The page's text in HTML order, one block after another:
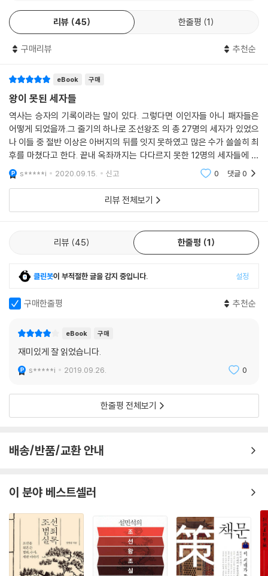
음이 조심스러울 수밖에 없었다. 세자가 왕의 아들이자 후계자이면서 권력
의 2인자이기도 하다는 사실은 종종 필연적인 비극을 불러왔다. 인조는 세
자를 노골적으로 경계했고, 태종과 영조는 자신들의 정치적 입지를 다지기
위해 세자에게 양위하겠다는 거짓 선언을 거듭하기도 했다. 그만큼 세자의
들이 ‘떠오르는 태양’인 세자 쪽으로 잰걸음을 칠 때, 또는 전쟁이나 천재지
변이 일어나 왕의 권위가 흔들릴 때는 더욱 그랬다.
조선의 세자들은 대체로 불행하고 우울했다. 정치와 권력은 친 혈육 간에
도 비정하기만 하고, 책임은 과중했으며 즐거움은 턱없이 부족했다. 아마
도 조선의 세자들은 언젠가는 옥좌에 앉아 만인을 내려다보며 자신의 이상
대로 새로운 세상을 만들어갈 그날이 오리라, 그렇게 믿으며 하루하루를
버텼을 것이다. 그러나 그들 중 절반은 끝내 왕좌에 앉아보지도 못하고 숨
을 거뒀다. 그들은 왜, 왕이 되지 못했을까?
궁궐 댓돌을 시뻘겋게 물들이며 쓰러진 17세 소년. 그렇게 조선 최초의 세
자 의안대군 이방석은 이복형의 칼에 목숨을 잃었다. 적장자도 아니고 공
상권이 발휘되는 성리학 국가를 꿈꿨던 정도전과 사랑하는 막내아들을 후
계자로 삼고 싶었던 태조의 바람은 결국 피비린내 나는 골육상쟁으로 끝났
다. 이는 왕권과 신권의 대립에서 왕권이 승리함을 의미하기도 했다. 권력
희생양인지도 모른다. 또한 일찌감치 후계자를 선정하고 철저한 교육을 통
해 성군으로 길러내기 위해 마련된 ‘세자제도’ 역시, 이미 그 출발부터 비극
을 예고하고 있었던 것은 아닐까?
▶ 총명한 동생에게 왕좌를 양보하기 위해 미친 척 했다?
역사에는 그 참모습보다 전설로 기억되는 사람들이 있다. 양녕대군 역시
었다는 이야기는 누구나 한번쯤 들어보았을 것이다. 그리고 후일 세종이라
랬을까? 500년 전의 진실이야 알 수 없지만, 실록에는 충녕대군을 험담하
는 양녕의 모습도, 양녕의 비행을 소문내는 충녕의 장인 심온의 모습도 보
인다.
양녕대군의 좌절은 더욱 큰 시대적 흐름에서 살펴보아야 한다. 그는 태조
와 태종을 빼닮아 호탕하고 진취적인 기질의 왕자였다. 그러나 시대는 폭
리뷰 45 한줄평 1
구매리뷰 추천순
eBook 구매
왕이 못된 세자들
역사는 승자의 기록이라는 말이 있다. 그렇다면 이인자들 아니 패자들은
어떻게 되었을까.그 줄기의 하나로 조선왕조 의 총 27명의 세자가 있었으
나 이들 중 절반 이상은 아버지의 뒤를 잇지 못하였고 많은 수가 쓸쓸히 최
후를 마쳤다고 한다. 끝내 옥좌까지는 다다르지 못한 12명의 세자들에 대
한이야기이다. 왕이 되도록 철저히 교육을 받아야했지만 그 절정을 이루지
못한 꽃들...
s*****i 2020.09.15. 신고 0 댓글0
리뷰 전체보기
리뷰 45 한줄평 1
클린봇이 부적절한 글을 감지 중입니다. 설정
구매한줄평 추천순
eBook 구매
재미있게 잘 읽었습니다.
s*****i 2019.09.26. 0
한줄평 전체보기
배송/반품/교환 안내
이 분야 베스트셀러